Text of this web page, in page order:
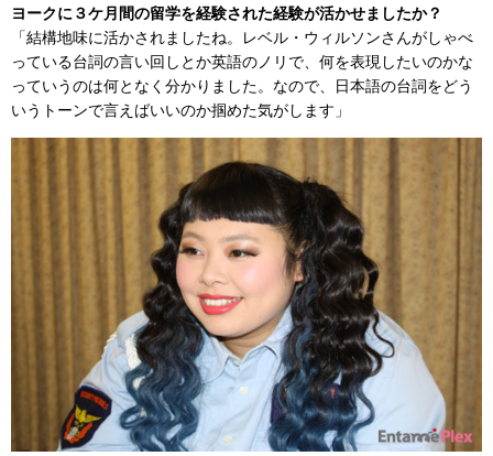
ヨークに３ケ月間の留学を経験された経験が活かせましたか？
「結構地味に活かされましたね。レベル・ウィルソンさんがしゃべ
っている台詞の言い回しとか英語のノリで、何を表現したいのかな
っていうのは何となく分かりました。なので、日本語の台詞をどう
いうトーンで言えばいいのか掴めた気がします」